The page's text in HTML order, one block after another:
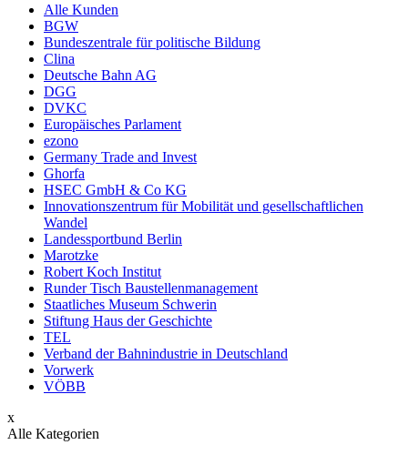
Alle Kunden
BGW
Bundeszentrale für politische Bildung
Clina
Deutsche Bahn AG
DGG
DVKC
Europäisches Parlament
ezono
Germany Trade and Invest
Ghorfa
HSEC GmbH & Co KG
Innovationszentrum für Mobilität und gesellschaftlichen
Wandel
Landessportbund Berlin
Marotzke
Robert Koch Institut
Runder Tisch Baustellenmanagement
Staatliches Museum Schwerin
Stiftung Haus der Geschichte
TEL
Verband der Bahnindustrie in Deutschland
Vorwerk
VÖBB
x
Alle Kategorien